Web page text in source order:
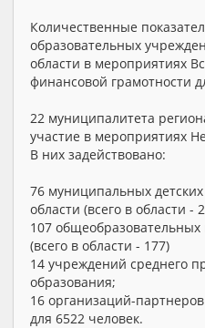
Количественные
образовательных
области в мероприятиях
финансовой грамотности
22 муниципалитета
участие в мероприятиях
В них задействовано:
76 муниципальных
области (всего в области -
107
(всего в области - 177)
14 учреждений среднего
образования;
16 организаций-
для 6522 человек.